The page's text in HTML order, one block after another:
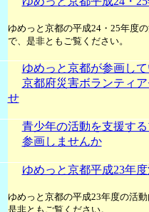
ゆめっと京都の平成24・25年度
で、是非ともご覧ください。
ゆめっと京都が参画し
京都府災害ボランティ
せ
青少年の活動を支援す
参画しませんか
ゆめっと京都平成23年
ゆめっと京都の平成23年度の活
是非ともご覧ください。